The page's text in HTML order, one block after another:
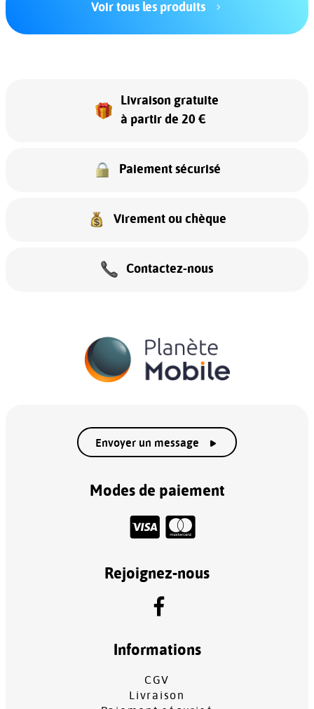
Voir tous les produits
Livraison gratuite
à partir de 20 €
Paiement sécurisé
Virement ou chèque
Contactez-nous
Envoyer un message
Modes de paiement
Rejoignez-nous
Informations
CGV
Livraison